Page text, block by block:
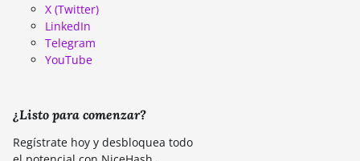
X (Twitter)
LinkedIn
Telegram
YouTube
¿Listo para comenzar?
Regístrate hoy y desbloquea todo